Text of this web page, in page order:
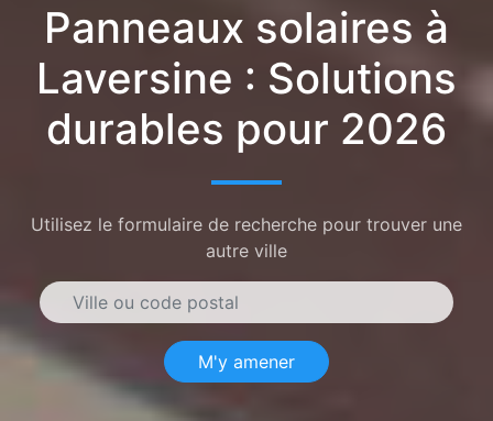
Panneaux solaires à
Laversine : Solutions
durables pour 2026
Utilisez le formulaire de recherche pour trouver une
autre ville
M'y amener